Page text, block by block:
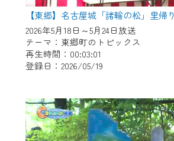
【東郷】名古屋城「諸輪の松」里帰り
2026年5月18日～5月24日放送
テーマ：東郷町のトピックス
再生時間：00:03:01
登録日：2026/05/19